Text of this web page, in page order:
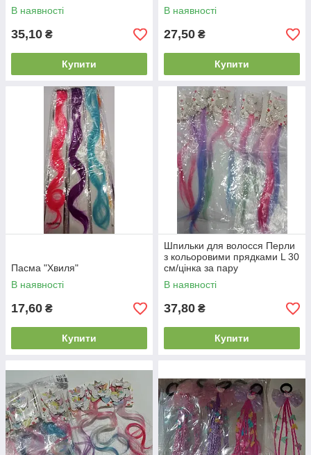
В наявності
35,10 ₴
Купити
В наявності
27,50 ₴
Купити
Пасма "Хвиля"
В наявності
17,60 ₴
Купити
Шпильки для волосся Перли
з кольоровими прядками L 30
см/цінка за пару
В наявності
37,80 ₴
Купити